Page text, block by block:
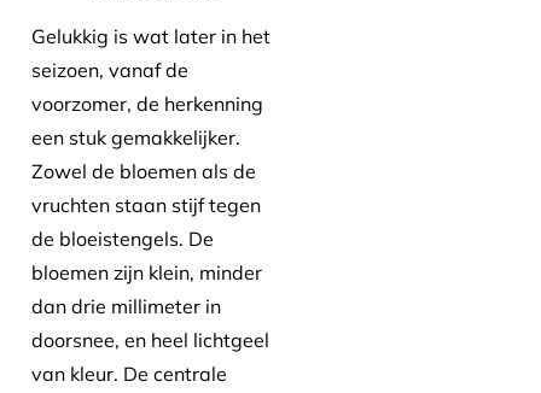
Gelukkig is wat later in het
seizoen, vanaf de
voorzomer, de herkenning
een stuk gemakkelijker.
Zowel de bloemen als de
vruchten staan stijf tegen
de bloeistengels. De
bloemen zijn klein, minder
dan drie millimeter in
doorsnee, en heel lichtgeel
van kleur. De centrale